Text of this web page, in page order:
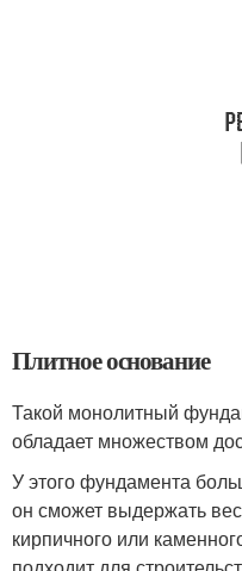
Плитное основание
Такой монолитный
обладает множеством
У этого фундамента
он сможет выдержать
кирпичного или